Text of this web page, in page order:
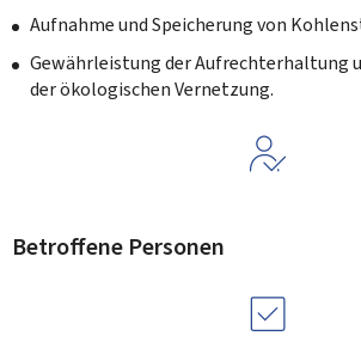
Aufnahme und Speicherung von
Gewährleistung der Aufrechterhaltung
der ökologischen Vernetzung.
Betroffene Personen